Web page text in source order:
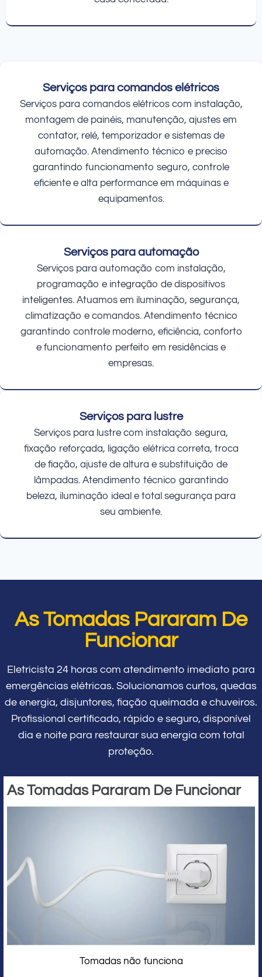
Serviços para comandos elétricos
Serviços para comandos elétricos com instalação,
montagem de painéis, manutenção, ajustes em
contator, relé, temporizador e sistemas de
automação. Atendimento técnico e preciso
garantindo funcionamento seguro, controle
eficiente e alta performance em máquinas e
equipamentos.
Serviços para automação
Serviços para automação com instalação,
programação e integração de dispositivos
inteligentes. Atuamos em iluminação, segurança,
climatização e comandos. Atendimento técnico
garantindo controle moderno, eficiência, conforto
e funcionamento perfeito em residências e
empresas.
Serviços para lustre
Serviços para lustre com instalação segura,
fixação reforçada, ligação elétrica correta, troca
de fiação, ajuste de altura e substituição de
lâmpadas. Atendimento técnico garantindo
beleza, iluminação ideal e total segurança para
seu ambiente.
As Tomadas Pararam De
Funcionar
Eletricista 24 horas com atendimento imediato para
emergências elétricas. Solucionamos curtos, quedas
de energia, disjuntores, fiação queimada e chuveiros.
Profissional certificado, rápido e seguro, disponível
dia e noite para restaurar sua energia com total
proteção.
As Tomadas Pararam De Funcionar
Tomadas não funciona